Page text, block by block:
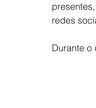
redes
Durante o